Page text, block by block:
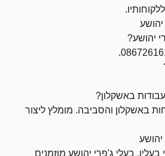
יהושע?
באשקלון?
באשקלון והסביבה. מומלץ ליצור
יהושע
בעלי ג'פרי יהושע מוזמנים